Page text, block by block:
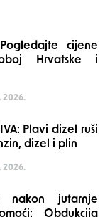
cijene
Hrvatske i
2026.
Plavi dizel ruši
dizel i plin
2026.
nakon jutarnje
Obdukcija